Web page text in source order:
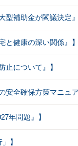
型補助金が閣議決定』
と健康の深い関係』】
止について』】
安全確保方策マニュア
年問題』】
】